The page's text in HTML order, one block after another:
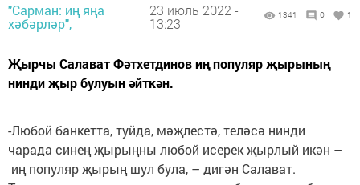
"Сарман: иң яңа
хәбәрләр",
23 июль 2022 -
13:23
1341 0 1
Җырчы Салават Фәтхетдинов иң популяр җырының
нинди җыр булуын әйткән.
-Любой банкетта, туйда, мәҗлестә, теләсә нинди
чарада синең җырыңны любой исерек җырлый икән –
иң популяр җырың шул була, – дигән Салават.